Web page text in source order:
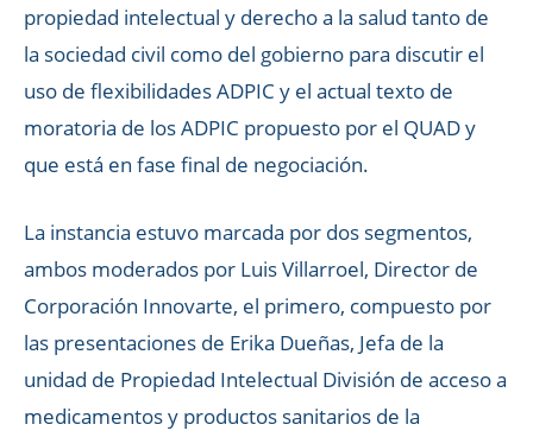
propiedad intelectual y derecho a la salud tanto de
la sociedad civil como del gobierno para discutir el
uso de flexibilidades ADPIC y el actual texto de
moratoria de los ADPIC propuesto por el QUAD y
que está en fase final de negociación.
La instancia estuvo marcada por dos segmentos,
ambos moderados por Luis Villarroel, Director de
Corporación Innovarte, el primero, compuesto por
las presentaciones de Erika Dueñas, Jefa de la
unidad de Propiedad Intelectual División de acceso a
medicamentos y productos sanitarios de la